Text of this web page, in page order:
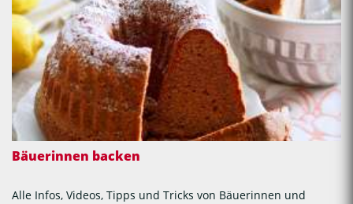
Bäuerinnen backen
Alle Infos, Videos, Tipps und Tricks von Bäuerinnen und